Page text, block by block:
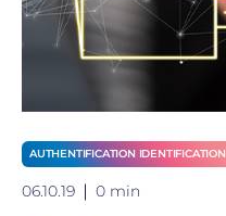
AUTHENTIFICATION IDENTIFICATION
06.10.19 0 min